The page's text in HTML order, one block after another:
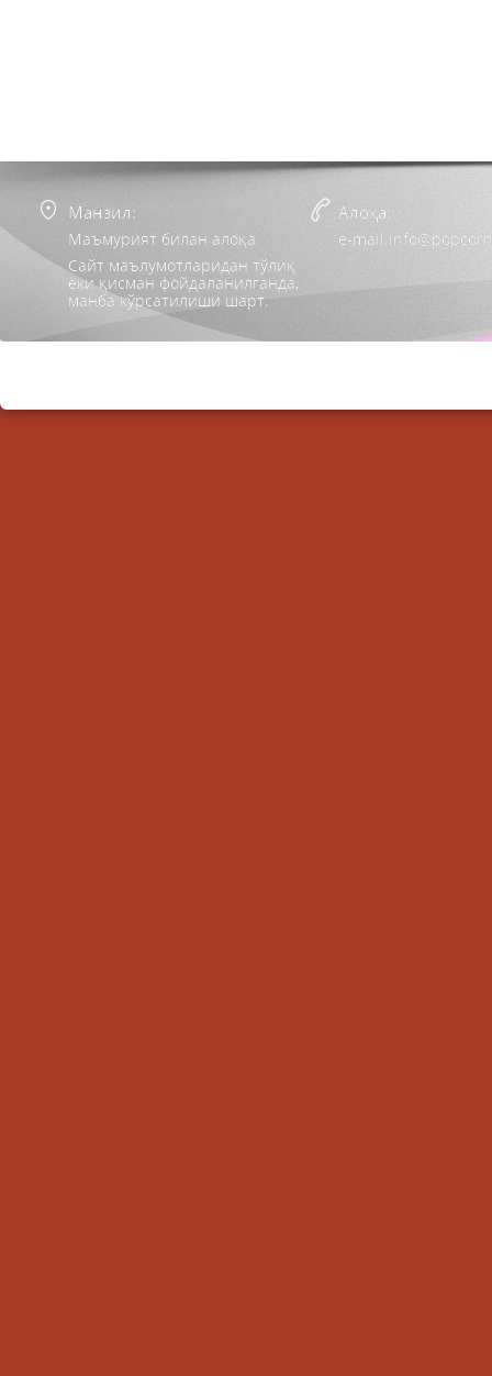
Манзил:
Маъмурият билан алоқа
Сайт маълумотларидан тўлиқ
ёки қисман фойдаланилганда,
манба кўрсатилиши шарт.
Алоқа:
e-